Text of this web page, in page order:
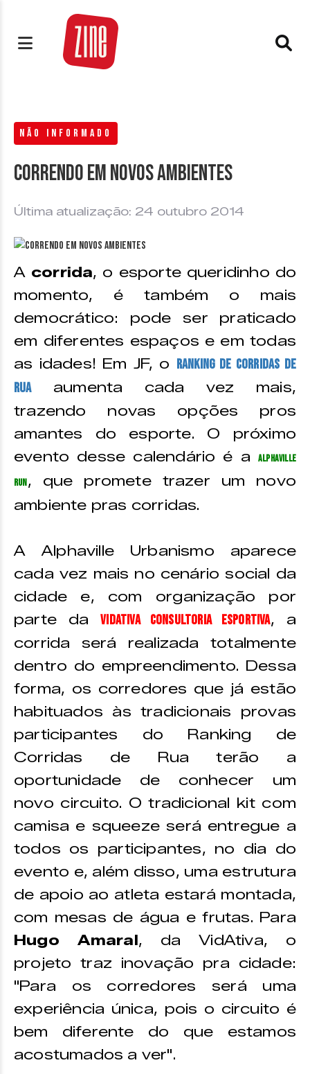
NÃO INFORMADO
Correndo em novos ambientes
Última atualização: 24 outubro 2014
A corrida, o esporte queridinho do
momento, é também o mais
democrático: pode ser praticado
em diferentes espaços e em todas
as idades! Em JF, o Ranking de Corridas de
Ruaaumenta cada vez mais,
trazendo novas opções pros
amantes do esporte. O próximo
evento desse calendário é a
Alphaville
Run, que promete trazer um novo
ambiente pras corridas.
A Alphaville Urbanismo aparece
cada vez mais no cenário social da
cidade e, com organização por
parte daVidAtiva Consultoria Esportiva, a
corrida será realizada totalmente
dentro do empreendimento. Dessa
forma, os corredores que já estão
habituados às tradicionais provas
participantes do Ranking de
Corridas de Rua terão a
oportunidade de conhecer um
novo circuito. O tradicional kit com
camisa e squeeze será entregue a
todos os participantes, no dia do
evento e, além disso, uma estrutura
de apoio ao atleta estará montada,
com mesas de água e frutas. Para
Hugo Amaral, da VidAtiva, o
projeto traz inovação pra cidade:
"Para os corredores será uma
experiência única, pois o circuito é
bem diferente do que estamos
acostumados a ver".